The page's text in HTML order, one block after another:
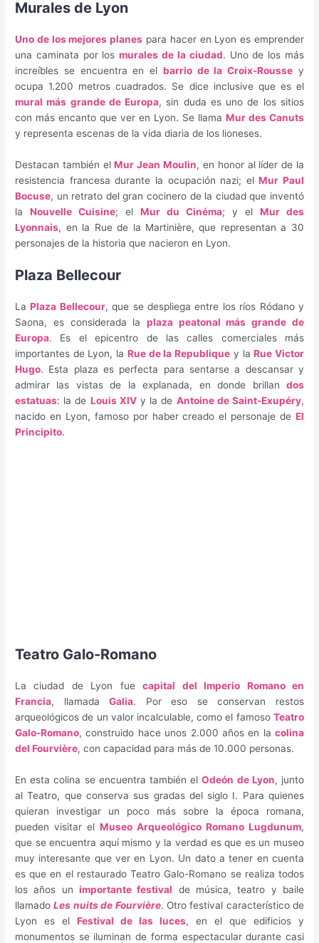
Murales de Lyon
Uno de los mejores planes para hacer en Lyon es emprender
una caminata por losmurales de la ciudad. Uno de los más
increíbles se encuentra en el barrio de la Croix-Rousse y
ocupa 1.200 metros cuadrados. Se dice inclusive que es el
mural más grande de Europa, sin duda es uno de los sitios
con más encanto que ver en Lyon. Se llama Mur des Canuts
y representa escenas de la vida diaria de los lioneses.
Destacan también elMur Jean Moulin, en honor al líder de la
resistencia francesa durante la ocupación nazi; elMur Paul
Bocuse, un retrato del gran cocinero de la ciudad que inventó
laNouvelle Cuisine; elMur du Cinéma; y el Mur des
Lyonnais, en la Rue de la Martinière, que representan a 30
personajes de la historia que nacieron en Lyon.
Plaza Bellecour
LaPlaza Bellecour, que se despliega entre los ríos Ródano y
Saona, es considerada la plaza peatonal más grande de
Europa. Es el epicentro de las calles comerciales más
importantes de Lyon, la Rue de la Republique y laRue Victor
Hugo. Esta plaza es perfecta para sentarse a descansar y
admirar las vistas de la explanada, en donde brillan dos
estatuas: la de Louis XIVy la de Antoine de Saint-Exupéry,
nacido en Lyon, famoso por haber creado el personaje de El
Principito.
Teatro Galo-Romano
La ciudad de Lyon fuecapital del Imperio Romano en
Francia, llamadaGalia. Por eso se conservan restos
arqueológicos de un valor incalculable, como el famoso Teatro
Galo-Romano, construido hace unos 2.000 años en la colina
del Fourvière, con capacidad para más de 10.000 personas.
En esta colina se encuentra también elOdeón de Lyon, junto
al Teatro, que conserva sus gradas del siglo I. Para quienes
quieran investigar un poco más sobre la época romana,
pueden visitar el Museo Arqueológico Romano Lugdunum,
que se encuentra aquí mismo y la verdad es que es un museo
muy interesante que ver en Lyon. Un dato a tener en cuenta
es que en el restaurado Teatro Galo-Romano se realiza todos
los años unimportante festival de música, teatro y baile
llamadoLes nuits de Fourvière. Otro festival característico de
Lyon es elFestival de las luces, en el que edificios y
monumentos se iluminan de forma espectacular durante casi